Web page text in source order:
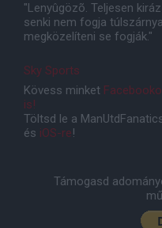
"Lenyûgözõ. Teljesen
senki nem fogja
megközelíteni se fogják."
Sky Sports
Kövess minket
is!
Töltsd le a
és iOS-re!
Támogasd